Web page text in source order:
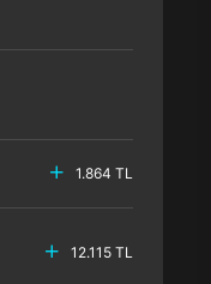
1.864 TL
12.115 TL